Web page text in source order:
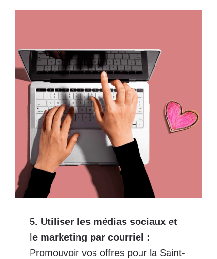
5. Utiliser les médias sociaux et
le marketing par courriel
:
Promouvoir vos offres pour la Saint-